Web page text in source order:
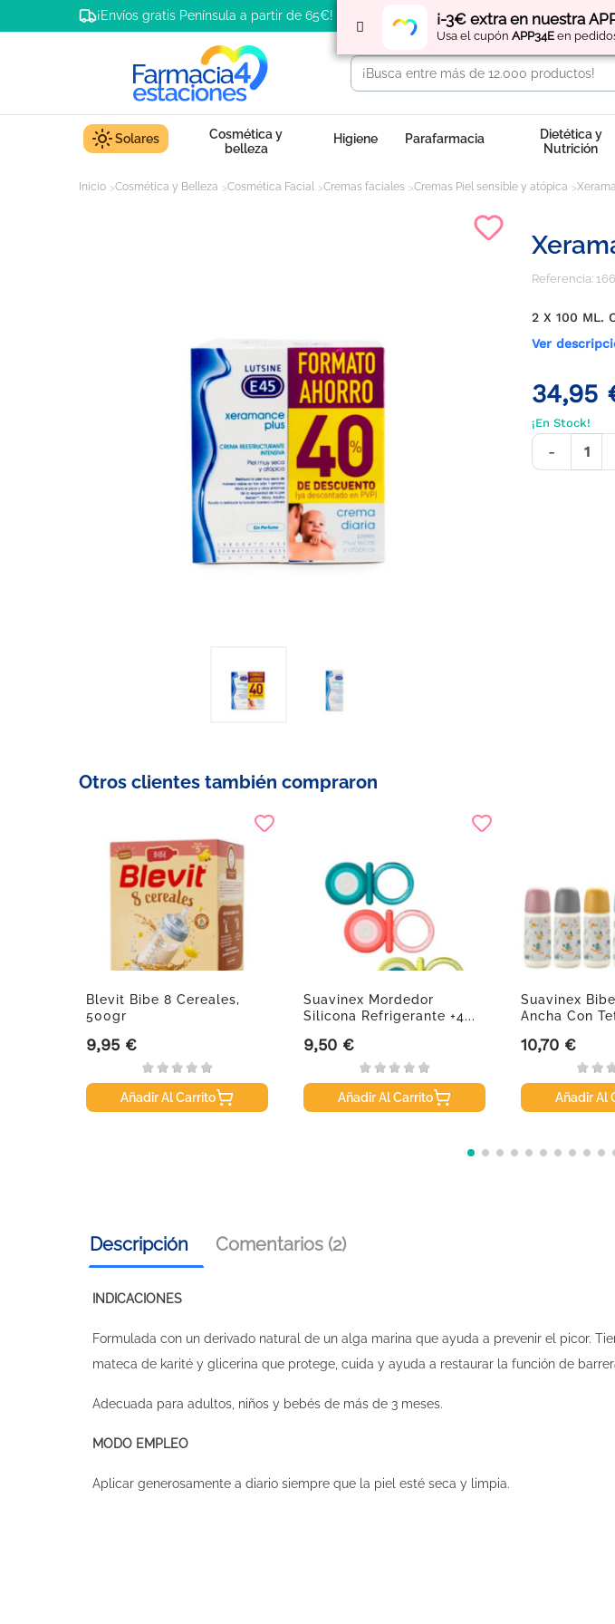
¡-3€ extra en nuestra
Usa el cupón APP34E en
¡Envíos gratis Península a partir de 65€! Regístrate
Solares
Cosmética y
belleza
Higiene Parafarmacia
Dietética y
Nutrición
Inicio Cosmética y Belleza Cosmética Facial Cremas faciales Cremas Piel sensible y atópica
Referencia:
2 X 100 ML.
Ver
34,95
¡En Stock!
-
Otros clientes también compraron
Blevit Bibe 8 Cereales,
500gr
Precio
9,95 €
Añadir Al Carrito
Suavinex Mordedor
Silicona Refrigerante +4...
Precio
9,50 €
Añadir Al Carrito
Suavinex
Ancha Con
Precio
10,70 €
Añadir Al
Descripción Comentarios (2)
INDICACIONES
Formulada con un derivado natural de un alga marina que ayuda a prevenir el picor.
mateca de karité y glicerina que protege, cuida y ayuda a restaurar la función de
Adecuada para adultos, niños y bebés de más de 3 meses.
MODO EMPLEO
Aplicar generosamente a diario siempre que la piel esté seca y limpia.